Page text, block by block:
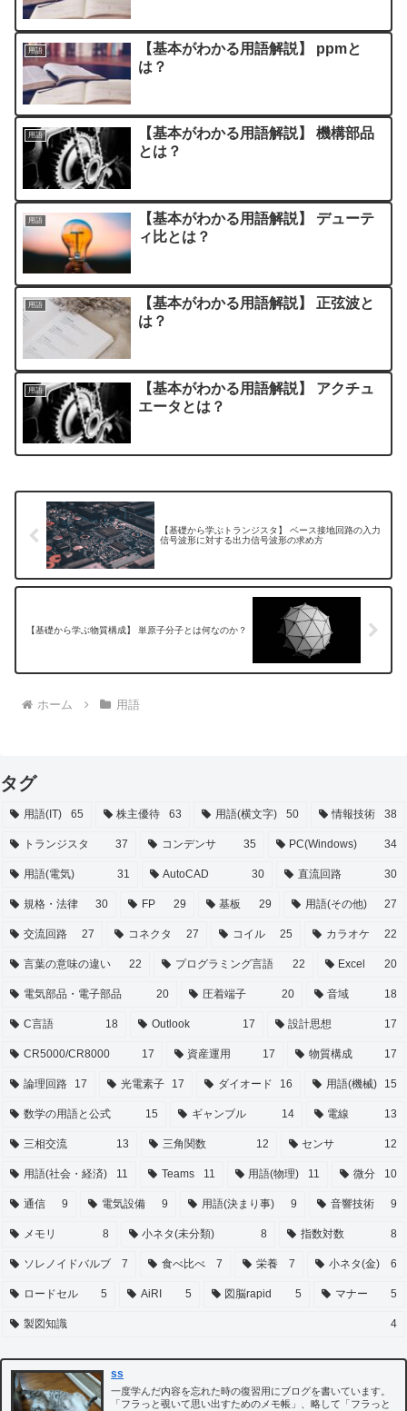
用語
【基本がわかる用語解説】 ppmと
は？
用語
【基本がわかる用語解説】 機構部品
とは？
用語
【基本がわかる用語解説】 デューテ
ィ比とは？
用語
【基本がわかる用語解説】 正弦波と
は？
用語
【基本がわかる用語解説】 アクチュ
エータとは？
【基礎から学ぶトランジスタ】 ベース接地回路の入力
信号波形に対する出力信号波形の求め方
【基礎から学ぶ物質構成】 単原子分子とは何なのか？
ホーム 用語
タグ
用語(IT) 65 株主優待 63 用語(横文字) 50 情報技術 38
トランジスタ 37 コンデンサ 35 PC(Windows) 34
用語(電気) 31 AutoCAD 30 直流回路 30
規格・法律 30 FP 29 基板 29 用語(その他) 27
交流回路 27 コネクタ 27 コイル 25 カラオケ 22
言葉の意味の違い 22 プログラミング言語 22 Excel 20
電気部品・電子部品 20 圧着端子 20 音域 18
C言語 18 Outlook 17 設計思想 17
CR5000/CR8000 17 資産運用 17 物質構成 17
論理回路 17 光電素子 17 ダイオード 16 用語(機械) 15
数学の用語と公式 15 ギャンブル 14 電線 13
三相交流 13 三角関数 12 センサ 12
用語(社会・経済) 11 Teams 11 用語(物理) 11 微分 10
通信 9 電気設備 9 用語(決まり事) 9 音響技術 9
メモリ 8 小ネタ(未分類) 8 指数対数 8
ソレノイドバルブ 7 食べ比べ 7 栄養 7 小ネタ(金) 6
ロードセル 5 AiRI 5 図脳rapid 5 マナー 5
製図知識 4
ss
一度学んだ内容を忘れた時の復習用にブログを書いています。
「フラっと覗いて思い出すためのメモ帳」、略して「フラっと